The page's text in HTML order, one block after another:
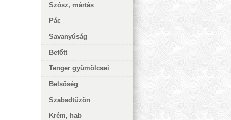
Szósz, mártás
Pác
Savanyúság
Befőtt
Tenger gyümölcsei
Belsőség
Szabadtűzön
Krém, hab